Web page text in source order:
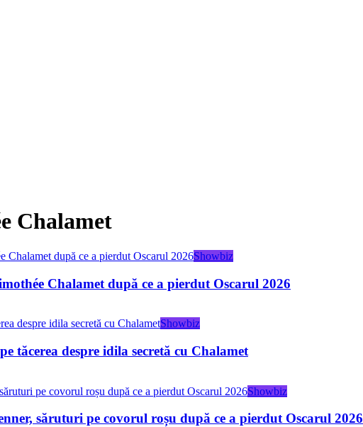
Chalamet
Showbiz
Chalamet după ce a pierdut Oscarul 2026
Showbiz
tăcerea despre idila secretă cu Chalamet
Showbiz
săruturi pe covorul roșu după ce a pierdut Oscarul 2026